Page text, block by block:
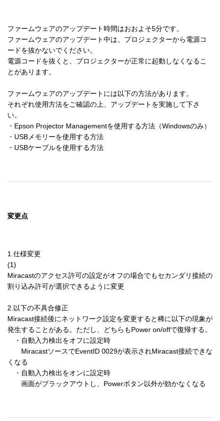
ファームウェアのアップデート時間はおおよそ5分です。
ファームウェアのアップデート中は、プロジェクターから電源コ
ードを抜かないでください。
電源コードを抜くと、プロジェクターが正常に起動しなくなるこ
とがあります。
ファームウェアのアップデートには以下の方法があります。
それぞれ使用方法をご確認の上、アップデートを実施して下さ
い。
・Epson Projector Managementを使用する方法（Windowsのみ）
・USBメモリーを使用する方法
変更点
1.仕様変更
(1)
Miracastのアクセス許可の設定がオフの場合でもセカンダリ接続の
割り込み許可が選択できるように変更
2.以下の不具合修正
Miracast接続後にネットワーク設定を変更すると稀に以下の現象が
発生することがある。ただし、どちらもPower on/offで復帰する。
・自動入力検出をオフに設定時
MiracastソースでEventID 0029が表示されMiracast接続できな
くなる
・自動入力検出をオンに設定時